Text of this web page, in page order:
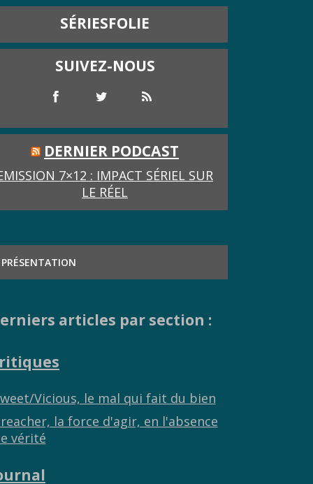
SÉRIESFOLIE
SUIVEZ-NOUS
DERNIER PODCAST
7×12 : IMPACT SÉRIEL SUR
LE RÉEL
PRÉSENTATION
articles par section :
Vicious, le mal qui fait du bien
la force d'agir, en l'absence
vérité